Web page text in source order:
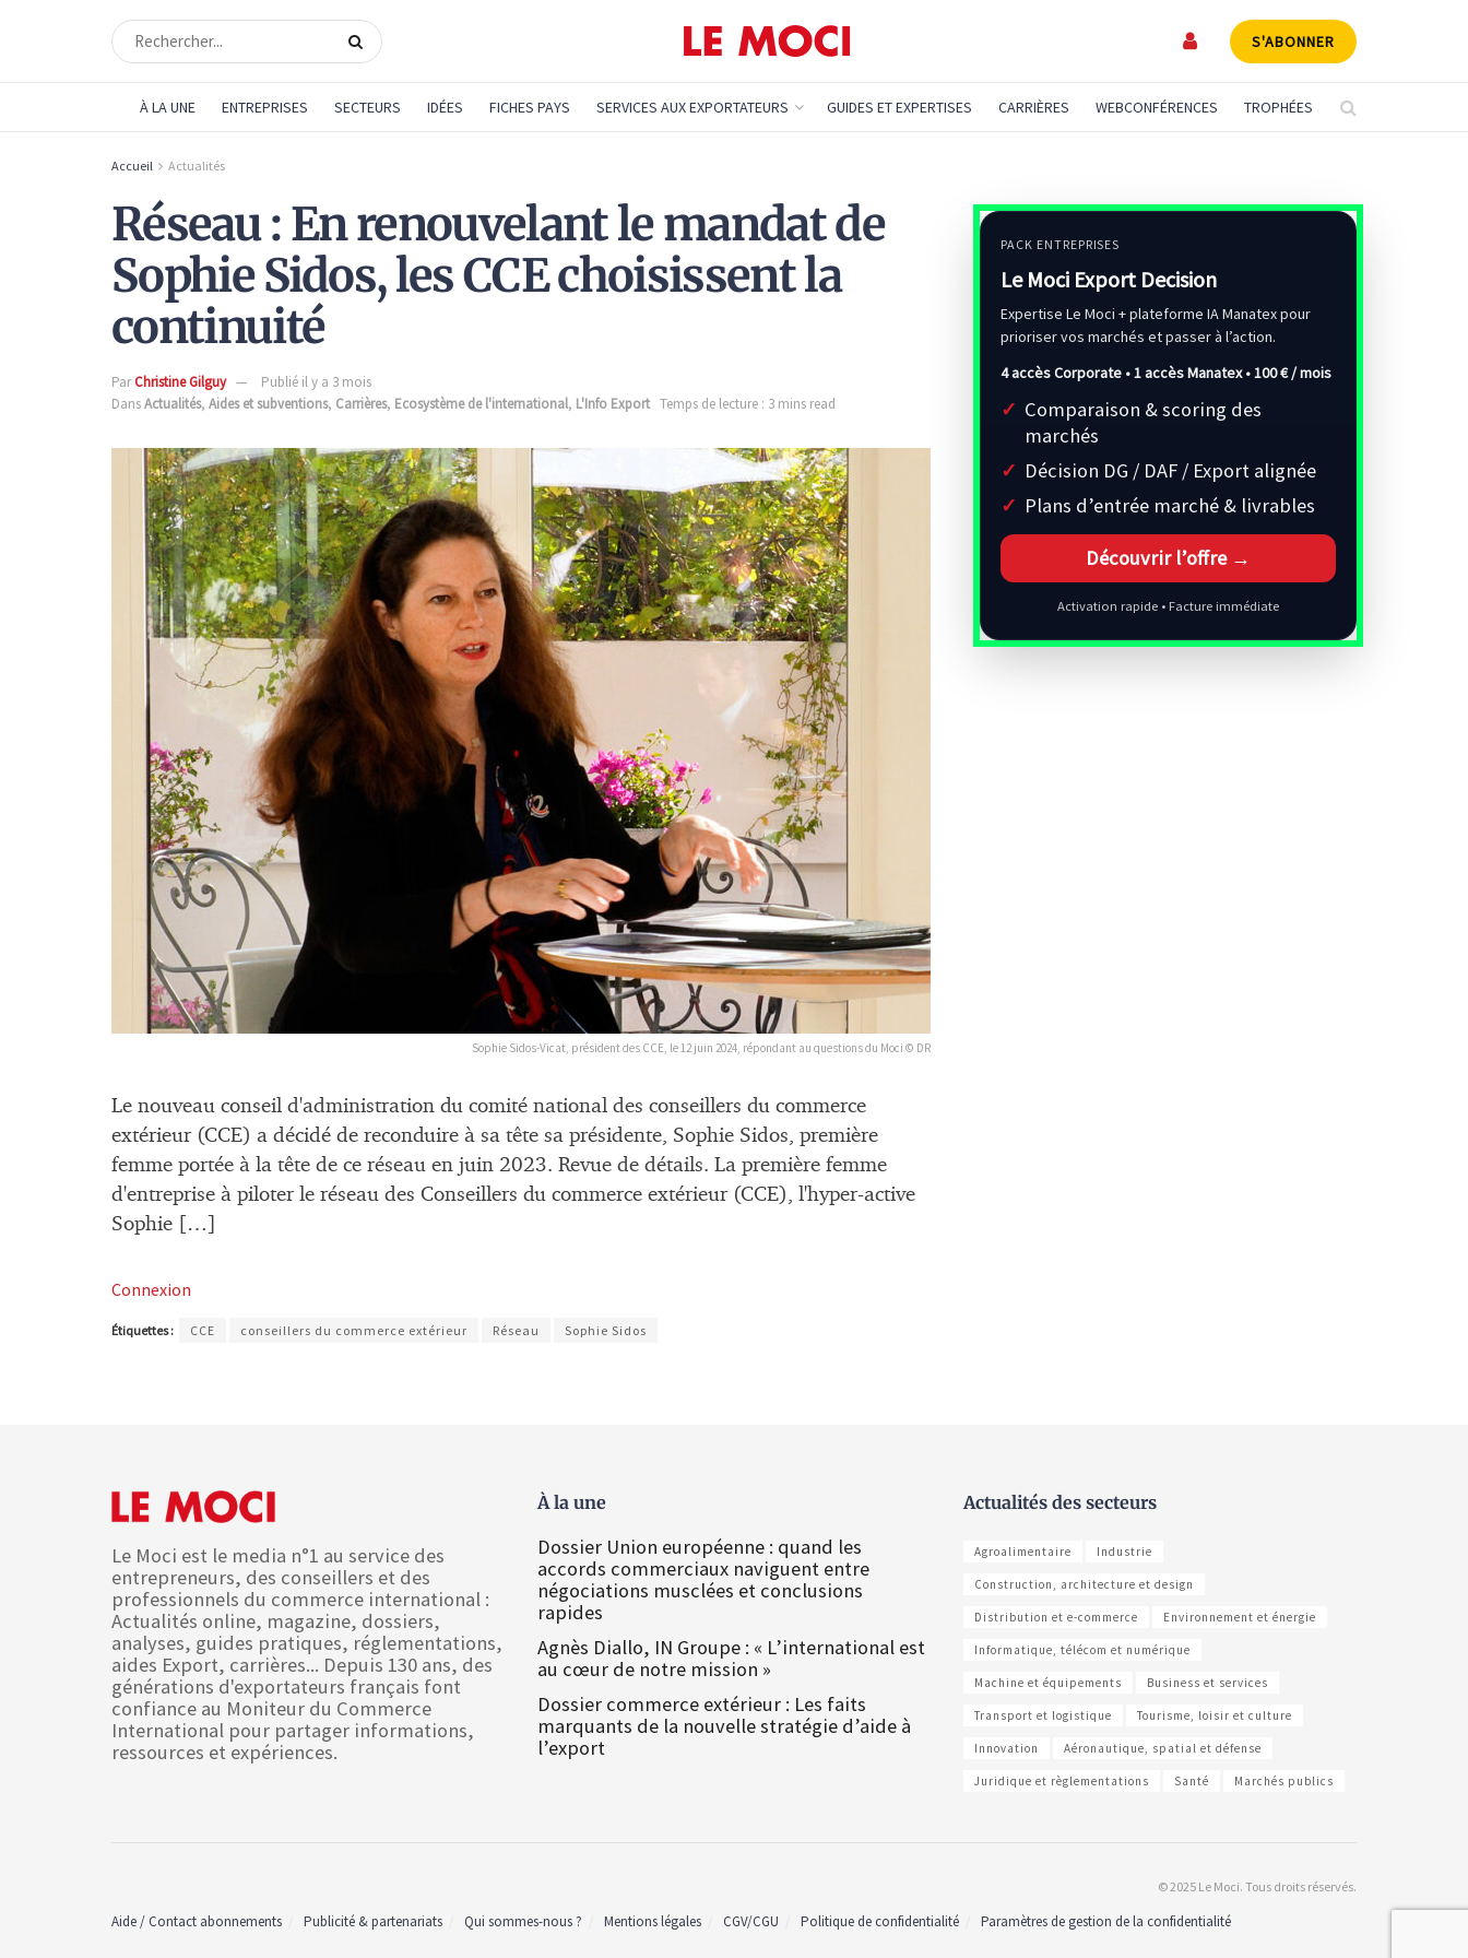
S'ABONNER
À LA UNE ENTREPRISES SECTEURS IDÉES FICHES PAYS SERVICES AUX EXPORTATEURS GUIDES ET EXPERTISES CARRIÈRES WEBCONFÉRENCES TROPHÉES
Accueil Actualités
Réseau : En renouvelant le mandat de
Sophie Sidos, les CCE choisissent la
continuité
ParChristine Gilguy
Publié il y a 3 mois
DansActualités, Aides et subventions, Carrières, Ecosystème de l'international, L'Info Export Temps de lecture : 3 mins read
Sophie Sidos-Vicat, président des CCE, le 12 juin 2024, répondant au questions du Moci © DR
Le nouveau conseil d'administration du comité national des conseillers du commerce
extérieur (CCE) a décidé de reconduire à sa tête sa présidente, Sophie Sidos, première
femme portée à la tête de ce réseau en juin 2023. Revue de détails. La première femme
d'entreprise à piloter le réseau des Conseillers du commerce extérieur (CCE), l'hyper-active
Sophie […]
Connexion
Étiquettes : CCE conseillers du commerce extérieur Réseau Sophie Sidos
PACK ENTREPRISES
Le Moci Export Decision
Expertise Le Moci + plateforme IA Manatex pour
prioriser vos marchés et passer à l’action.
4 accès Corporate • 1 accès Manatex •100 € / mois
Comparaison & scoring des
marchés
Décision DG / DAF / Export alignée
Plans d’entrée marché & livrables
Découvrir l’offre →
Activation rapide • Facture immédiate
Le Moci est le media n°1 au service des
entrepreneurs, des conseillers et des
professionnels du commerce international :
Actualités online, magazine, dossiers,
analyses, guides pratiques, réglementations,
aides Export, carrières... Depuis 130 ans, des
générations d'exportateurs français font
confiance au Moniteur du Commerce
International pour partager informations,
ressources et expériences.
À la une
Dossier Union européenne : quand les
accords commerciaux naviguent entre
négociations musclées et conclusions
rapides
Agnès Diallo, IN Groupe : « L’international est
au cœur de notre mission »
Dossier commerce extérieur : Les faits
marquants de la nouvelle stratégie d’aide à
l’export
Actualités des secteurs
Agroalimentaire Industrie
Construction, architecture et design
Distribution et e-commerce Environnement et énergie
Informatique, télécom et numérique
Machine et équipements Business et services
Transport et logistique Tourisme, loisir et culture
Innovation Aéronautique, spatial et défense
Juridique et règlementations Santé Marchés publics
© 2025 Le Moci. Tous droits réservés.
Aide / Contact abonnements Publicité & partenariats Qui sommes-nous ? Mentions légales CGV/CGU Politique de confidentialité Paramètres de gestion de la confidentialité